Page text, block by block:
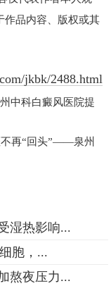
作品内容、版权或其
jkbk/2488.html
中科白癜风医院提
不再“回头”——泉州
湿热影响...
胞，...
熬夜压力...